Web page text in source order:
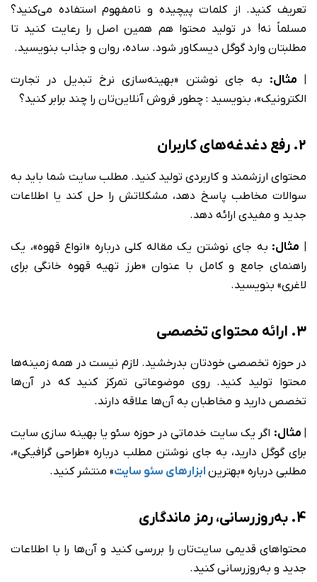
تعریف کنید. از کلمات پیچیده و نامفهوم استفاده می‌کنید؟
مسلماً نه! در تولید محتوا هم همین اصل را رعایت کنید تا
مطلبتان وارد گوگل دیسکاور شود. ساده، روان و جذاب بنویسید.
| مثال: به جای نوشتن «بهینه‌سازی نرخ تبدیل در تجارت
الکترونیک»، بنویسید : چطور فروش آنلاین‌تان را چند برابر کنید؟
2. رفع دغدغه‌های کاربران
محتوای ارزشمند و کاربردی تولید کنید. مطلب سایت شما باید به
سوالات مخاطب پاسخ دهد، مشکلاتش را حل کند یا اطلاعات
جدید و مفیدی ارائه دهد.
| مثال: به جای نوشتن یک مقاله کلی درباره «انواع قهوه»، یک
راهنمای جامع و کامل با عنوان «طرز تهیه قهوه خانگی برای
لاغری» بنویسید.
3. ارائه محتوای تخصصی
در حوزه تخصصی خودتان بدرخشید. لازم نیست در همه زمینه‌ها
محتوا تولید کنید. روی موضوعاتی تمرکز کنید که در آن‌ها
تخصص دارید و مخاطبان به آن‌ها علاقه دارند.
| مثال: اگر یک سایت خدماتی در حوزه سئو یا بهینه سازی سایت
برای گوگل دارید، به جای نوشتن مطلب درباره «طراحی گرافیکی»،
مطلبی درباره «بهترین ابزارهای سئو سایت» منتشر کنید.
4. به‌روزرسانی، رمز ماندگاری
محتواهای قدیمی سایت‌تان را بررسی کنید و آن‌ها را با اطلاعات
جدید و به‌روزرسانی کنید.